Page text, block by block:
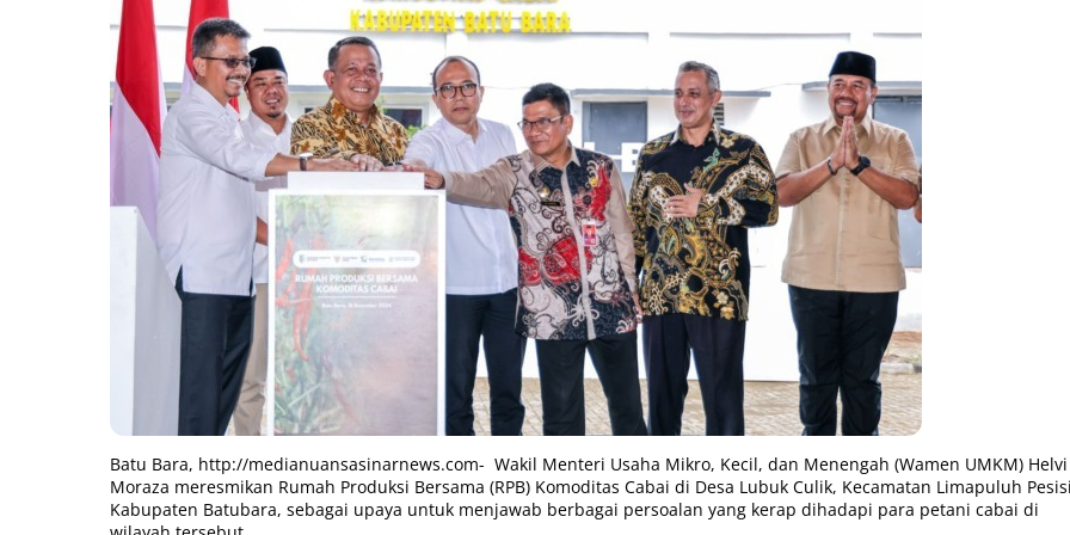
Batu Bara, http://medianuansasinarnews.com- Wakil Menteri Usaha Mikro, Kecil, dan Menengah (Wamen UMKM) Helvi
Moraza meresmikan Rumah Produksi Bersama (RPB) Komoditas Cabai di Desa Lubuk Culik, Kecamatan Limapuluh
Kabupaten Batubara, sebagai upaya untuk menjawab berbagai persoalan yang kerap dihadapi para petani cabai di